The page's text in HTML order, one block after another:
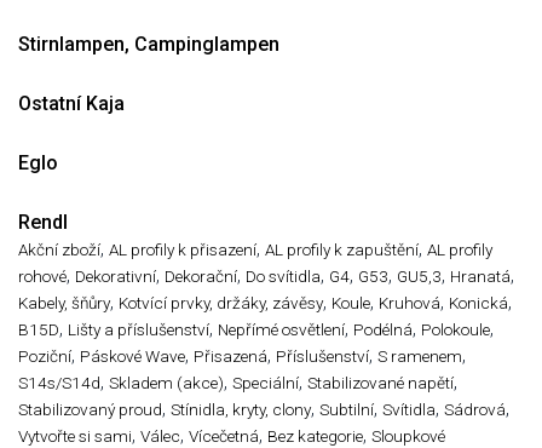
Stirnlampen, Campinglampen
Ostatní Kaja
Eglo
Rendl
Akční zboží, AL profily k přisazení, AL profily k zapuštění, AL profily
rohové, Dekorativní, Dekorační, Do svítidla, G4, G53, GU5,3, Hranatá,
Kabely, šňůry, Kotvící prvky, držáky, závěsy, Koule, Kruhová, Konická,
B15D, Lišty a příslušenství, Nepřímé osvětlení, Podélná, Polokoule,
Poziční, Páskové Wave, Přisazená, Příslušenství, S ramenem,
S14s/S14d, Skladem (akce), Speciální, Stabilizované napětí,
Stabilizovaný proud, Stínidla, kryty, clony, Subtilní, Svítidla, Sádrová,
Vytvořte si sami, Válec, Vícečetná, Bez kategorie, Sloupkové